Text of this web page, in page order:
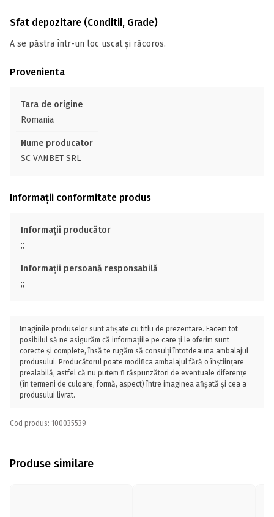
Sfat depozitare (Conditii, Grade)
A se păstra într-un loc uscat și răcoros.
Provenienta
Tara de origine
Romania
Nume producator
SC VANBET SRL
Informații conformitate produs
Informații producător
;;
Informații persoană responsabilă
;;
Imaginile produselor sunt afișate cu titlu de prezentare. Facem tot
posibilul să ne asigurăm că informațiile pe care ți le oferim sunt
corecte și complete, însă te rugăm să consulți întotdeauna ambalajul
produsului. Producătorul poate modifica ambalajul fără o înștiințare
prealabilă, astfel că nu putem fi răspunzători de eventuale diferențe
(în termeni de culoare, formă, aspect) între imaginea afișată și cea a
produsului livrat.
Cod produs: 100035539
Produse similare